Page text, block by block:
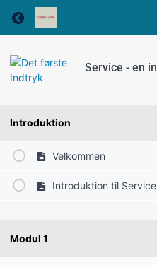
Return to course:
Service - en
Introduktion
Velkommen
Introduktion til Service
Modul 1